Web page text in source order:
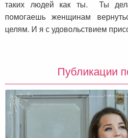
таких людей как ты. Ты
помогаешь женщинам
целям. И я с удовольствием
Публикации